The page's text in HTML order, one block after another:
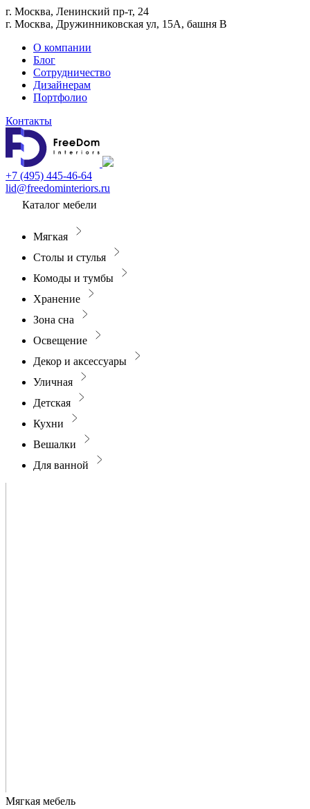
г. Москва, Ленинский пр-т, 24
г. Москва, Дружинниковская ул, 15А, башня В
О компании
Блог
Сотрудничество
Дизайнерам
Портфолио
Контакты
+7 (495) 445-46-64
lid@freedominteriors.ru
Каталог мебели
Мягкая
Столы и стулья
Комоды и тумбы
Хранение
Зона сна
Освещение
Декор и аксессуары
Уличная
Детская
Кухни
Вешалки
Для ванной